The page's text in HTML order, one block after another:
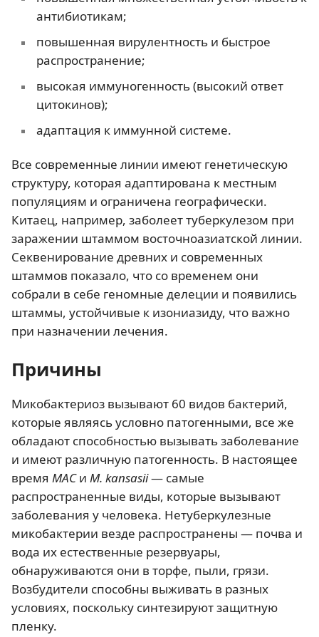
антибиотикам;
повышенная вирулентность и быстрое
распространение;
высокая иммуногенность (высокий ответ
цитокинов);
адаптация к иммунной системе.
Все современные линии имеют генетическую
структуру, которая адаптирована к местным
популяциям и ограничена географически.
Китаец, например, заболеет туберкулезом при
заражении штаммом восточноазиатской линии.
Секвенирование древних и современных
штаммов показало, что со временем они
собрали в себе геномные делеции и появились
штаммы, устойчивые к изониазиду, что важно
при назначении лечения.
Причины
Микобактериоз вызывают 60 видов бактерий,
которые являясь условно патогенными, все же
обладают способностью вызывать заболевание
и имеют различную патогенность. В настоящее
время MACи М. kansasii— самые
распространенные виды, которые вызывают
заболевания у человека. Нетуберкулезные
микобактерии везде распространены — почва и
вода их естественные резервуары,
обнаруживаются они в торфе, пыли, грязи.
Возбудители способны выживать в разных
условиях, поскольку синтезируют защитную
пленку.